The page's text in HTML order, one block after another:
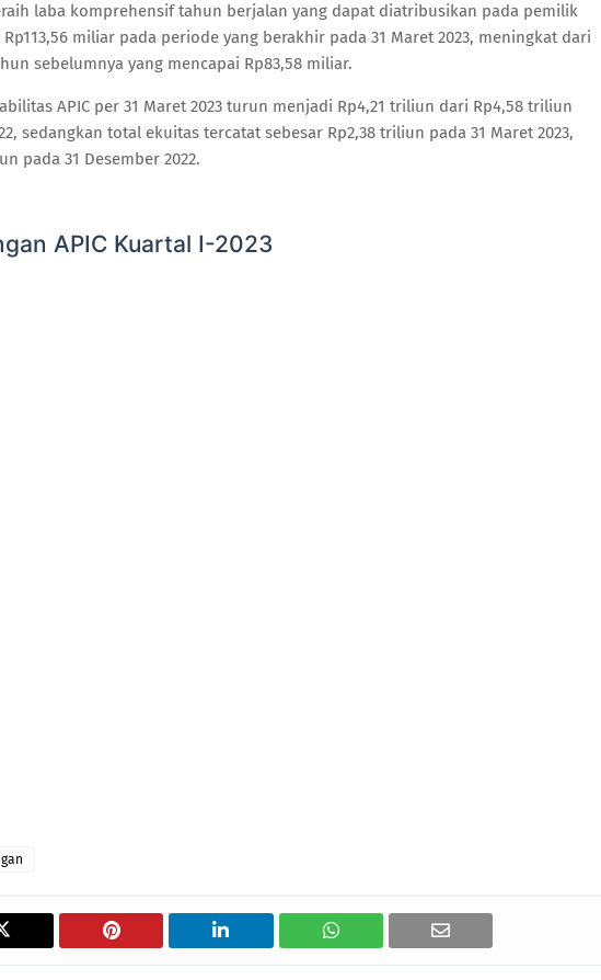
laba komprehensif tahun berjalan yang dapat diatribusikan pada pemilik
miliar pada periode yang berakhir pada 31 Maret 2023, meningkat dari
sebelumnya yang mencapai Rp83,58 miliar.
APIC per 31 Maret 2023 turun menjadi Rp4,21 triliun dari Rp4,58 triliun
sedangkan total ekuitas tercatat sebesar Rp2,38 triliun pada 31 Maret 2023,
pada 31 Desember 2022.
APIC Kuartal I-2023